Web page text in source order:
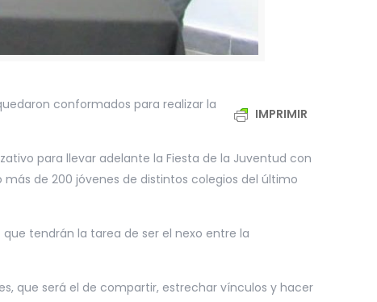
IMPRIMIR
conformados para realizar la
para llevar adelante la Fiesta de la Juventud con
más de 200 jóvenes de distintos colegios del último
tendrán la tarea de ser el nexo entre la
que será el de compartir, estrechar vínculos y hacer